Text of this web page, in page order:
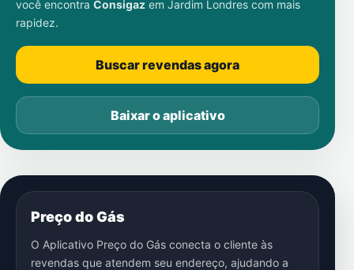
você encontra Consigaz em Jardim Londres com mais
rapidez.
Buscar revendas agora
Baixar o aplicativo
Preço do Gás
O Aplicativo Preço do Gás conecta o cliente às
revendas que atendem seu endereço, ajudando a